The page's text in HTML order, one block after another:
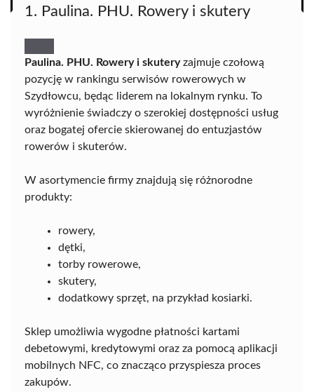
1. Paulina. PHU. Rowery i skutery
Paulina. PHU. Rowery i skuteryzajmuje czołową
pozycję w rankingu serwisów rowerowych w
Szydłowcu, będąc liderem na lokalnym rynku. To
wyróżnienie świadczy o szerokiej dostępności usług
oraz bogatej ofercie skierowanej do entuzjastów
rowerów i skuterów.
W asortymencie firmy znajdują się różnorodne
produkty:
rowery,
dętki,
torby rowerowe,
skutery,
dodatkowy sprzęt, na przykład kosiarki.
Sklep umożliwia wygodne płatności kartami
debetowymi, kredytowymi oraz za pomocą aplikacji
mobilnych NFC, co znacząco przyspiesza proces
zakupów.